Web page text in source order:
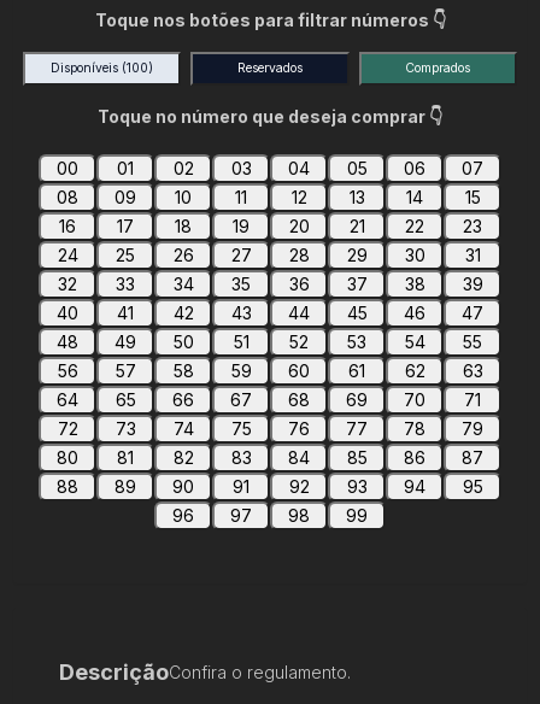
Toque nos botões para filtrar números 👇
Disponíveis (100) Reservados Comprados
Toque no número que deseja comprar 👇
00 01 02 03 04 05 06
07
08
09 10 11 12 13 14
15
16
17 18 19 20 21 22
23
24
25 26 27 28 29 30
31
32
33 34 35 36 37 38
39
40
41 42 43 44 45 46
47
48
49 50 51 52 53 54
55
56
57 58 59 60 61 62
63
64
65 66 67 68 69 70
71
72
73 74 75 76 77 78
79
80
81 82 83 84 85 86
87
88
89 90 91 92 93 94
95
96
97 98 99
DescriçãoConfira o regulamento.